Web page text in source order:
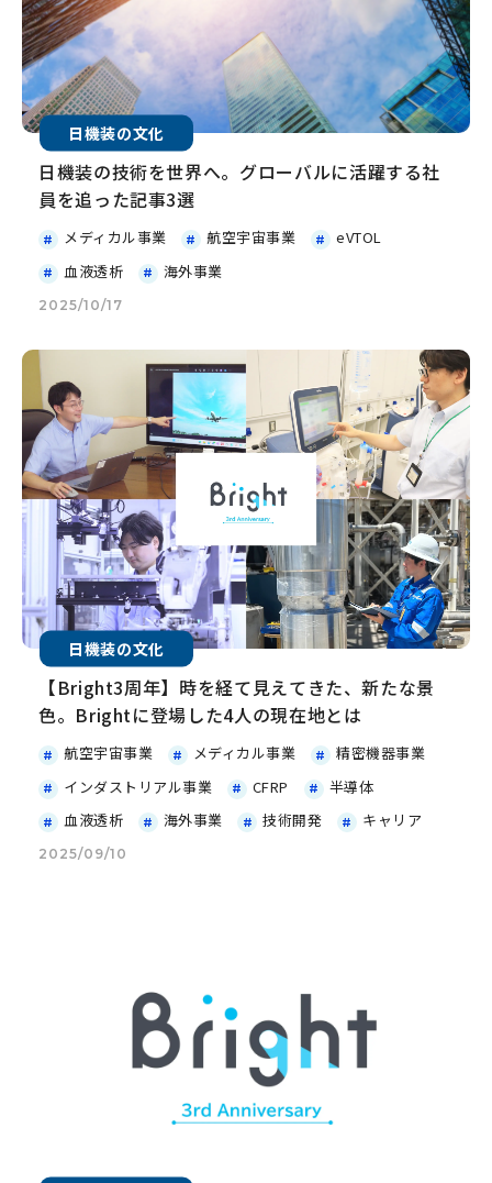
日機装の文化
日機装の技術を世界へ。グローバルに活躍する社
員を追った記事3選
メディカル事業 航空宇宙事業
eVTOL
血液透析
海外事業
2025/10/17
日機装の文化
【Bright3周年】時を経て見えてきた、新たな景
色。Brightに登場した4人の現在地とは
航空宇宙事業 メディカル事業
精密機器事業
インダストリアル事業
CFRP
半導体
血液透析
海外事業 技術開発 キャリア
2025/09/10